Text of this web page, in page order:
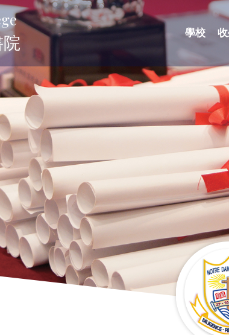
院
學校